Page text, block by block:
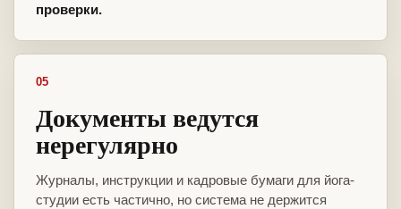
проверки.
05
Документы ведутся
нерегулярно
Журналы, инструкции и кадровые бумаги для йога-
студии есть частично, но система не держится